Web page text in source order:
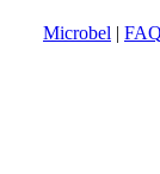
Microbel |